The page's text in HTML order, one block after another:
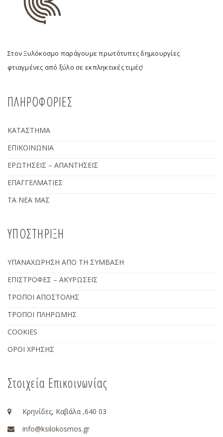
Στον Ξυλόκοσμο παράγουμε πρωτότυπες δημιουργίες
φτιαγμένες από ξύλο σε εκπληκτικές τιμές!
ΠΛΗΡΟΦΟΡΙΕΣ
ΚΑΤΑΣΤΗΜΑ
ΕΠΙΚΟΙΝΩΝΙΑ
ΕΡΩΤΗΣΕΙΣ – ΑΠΑΝΤΗΣΕΙΣ
ΕΠΑΓΓΕΛΜΑΤΙΕΣ
ΤΑ ΝΕΑ ΜΑΣ
ΥΠΟΣΤΗΡΙΞΗ
ΥΠΑΝΑΧΩΡΗΣΗ ΑΠΟ ΤΗ ΣΥΜΒΑΣΗ
ΕΠΙΣΤΡΟΦΕΣ – ΑΚΥΡΩΣΕΙΣ
ΤΡΟΠΟΙ ΑΠΟΣΤΟΛΗΣ
ΤΡΟΠΟΙ ΠΛΗΡΩΜΗΣ
COOKIES
ΟΡΟΙ ΧΡΗΣΗΣ
Στοιχεία Επικοινωνίας
Κρηνίδες, Καβάλα ,640 03
info@ksilokosmos.gr